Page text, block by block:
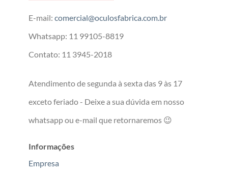
E-mail: comercial@oculosfabrica.com.br
Whatsapp: 11 99105-8819
Contato: 11 3945-2018
Atendimento de segunda à sexta das 9 às 17
exceto feriado - Deixe a sua dúvida em nosso
whatsapp ou e-mail que retornaremos 😉
Informações
Empresa